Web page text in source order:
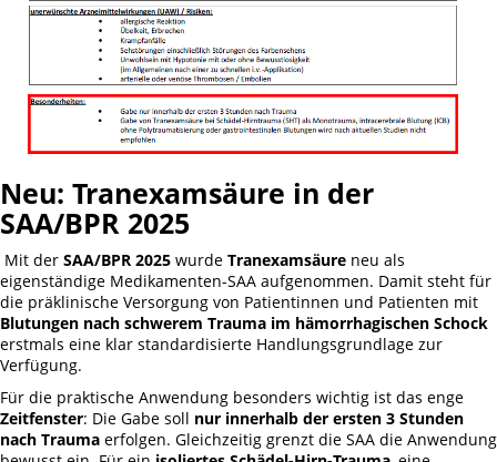
Neu: Tranexamsäure in der
SAA/BPR 2025
Mit der SAA/BPR 2025 wurde Tranexamsäure neu als
eigenständige Medikamenten-SAA aufgenommen. Damit steht für
die präklinische Versorgung von Patientinnen und Patienten mit
Blutungen nach schwerem Trauma im hämorrhagischen Schock
erstmals eine klar standardisierte Handlungsgrundlage zur
Verfügung.
Für die praktische Anwendung besonders wichtig ist das enge
Zeitfenster: Die Gabe soll nur innerhalb der ersten 3 Stunden
nach Trauma erfolgen. Gleichzeitig grenzt die SAA die Anwendung